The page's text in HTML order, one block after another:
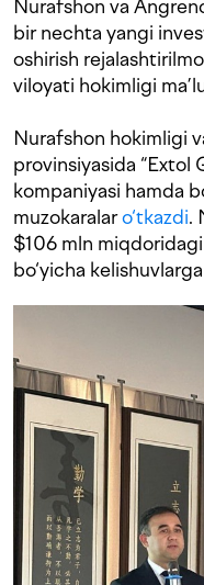
Nurafshon va
bir nechta yangi
oshirish
viloyati hokimligi
Nurafshon hokimligi
provinsiyasida “Extol
kompaniyasi hamda
muzokaralaro‘tkazdi.
$106 mln
bo‘yicha